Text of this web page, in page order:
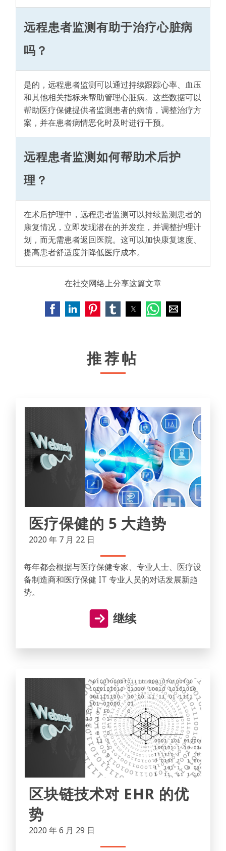
远程患者监测有助于治疗心脏病
吗？
是的，远程患者监测可以通过持续跟踪心率、血压
和其他相关指标来帮助管理心脏病。这些数据可以
帮助医疗保健提供者监测患者的病情，调整治疗方
案，并在患者病情恶化时及时进行干预。
远程患者监测如何帮助术后护
理？
在术后护理中，远程患者监测可以持续监测患者的
康复情况，立即发现潜在的并发症，并调整护理计
划，而无需患者返回医院。这可以加快康复速度、
提高患者舒适度并降低医疗成本。
在社交网络上分享这篇文章
推荐帖
医疗保健的 5 大趋势
2020 年 7 月 22 日
每年都会根据与医疗保健专家、专业人士、医疗设
备制造商和医疗保健 IT 专业人员的对话发展新趋
势。
继续
区块链技术对 EHR 的优
势
2020 年 6 月 29 日